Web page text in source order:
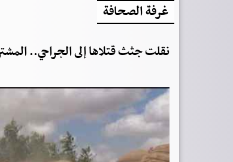
غرفة الصحافة
نقلت جثث قتلاها إلى الجراحي..